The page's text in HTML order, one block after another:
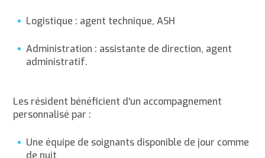
Logistique : agent technique, ASH
Administration : assistante de direction, agent
administratif.
Les résident bénéficient d'un accompagnement
personnalisé par :
Une équipe de soignants disponible de jour comme
de nuit